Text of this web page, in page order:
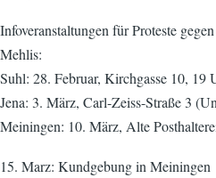
Infoveranstaltungen für Proteste
Mehlis:
Suhl: 28. Februar, Kirchgasse 10, 19
Jena: 3. März, Carl-Zeiss-Straße 3
Meiningen: 10. März, Alte
15. Marz: Kundgebung in Meiningen